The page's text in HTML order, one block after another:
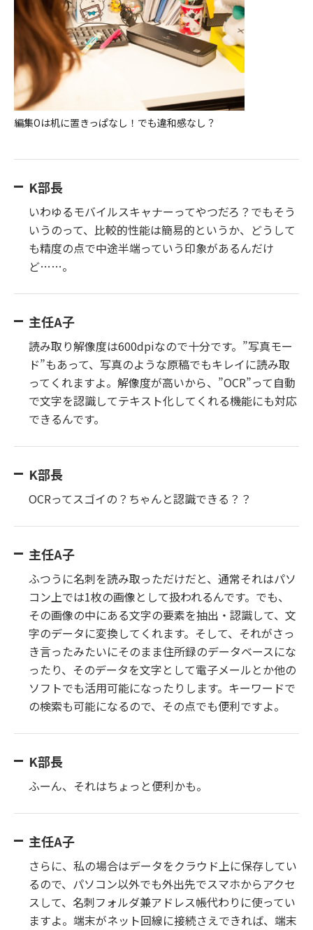
編集Oは机に置きっぱなし！でも違和感なし？
K部長
いわゆるモバイルスキャナーってやつだろ？でもそう
いうのって、比較的性能は簡易的というか、どうして
も精度の点で中途半端っていう印象があるんだけ
ど……。
主任A子
読み取り解像度は600dpiなので十分です。”写真モー
ド”もあって、写真のような原稿でもキレイに読み取
ってくれますよ。解像度が高いから、”OCR”って自動
で文字を認識してテキスト化してくれる機能にも対応
できるんです。
K部長
OCRってスゴイの？ちゃんと認識できる？？
主任A子
ふつうに名刺を読み取っただけだと、通常それはパソ
コン上では1枚の画像として扱われるんです。でも、
その画像の中にある文字の要素を抽出・認識して、文
字のデータに変換してくれます。そして、それがさっ
き言ったみたいにそのまま住所録のデータベースにな
ったり、そのデータを文字として電子メールとか他の
ソフトでも活用可能になったりします。キーワードで
の検索も可能になるので、その点でも便利ですよ。
K部長
ふーん、それはちょっと便利かも。
主任A子
さらに、私の場合はデータをクラウド上に保存してい
るので、パソコン以外でも外出先でスマホからアクセ
スして、名刺フォルダ兼アドレス帳代わりに使ってい
ますよ。端末がネット回線に接続さえできれば、端末